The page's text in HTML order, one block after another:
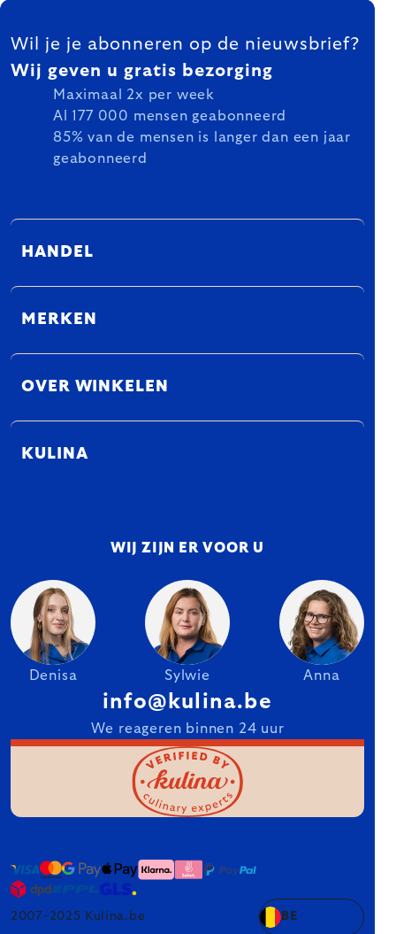
FOOTER
Wil je je abonneren op de nieuwsbrief?
Wij geven u gratis bezorging
Maximaal 2x per week
Al 177 000 mensen geabonneerd
85% van de mensen is langer dan een jaar
geabonneerd
HANDEL
MERKEN
OVER WINKELEN
KULINA
WIJ ZIJN ER VOOR U
Denisa Sylwie Anna
info@kulina.be
We reageren binnen 24 uur
2007–2025 Kulina.be BE